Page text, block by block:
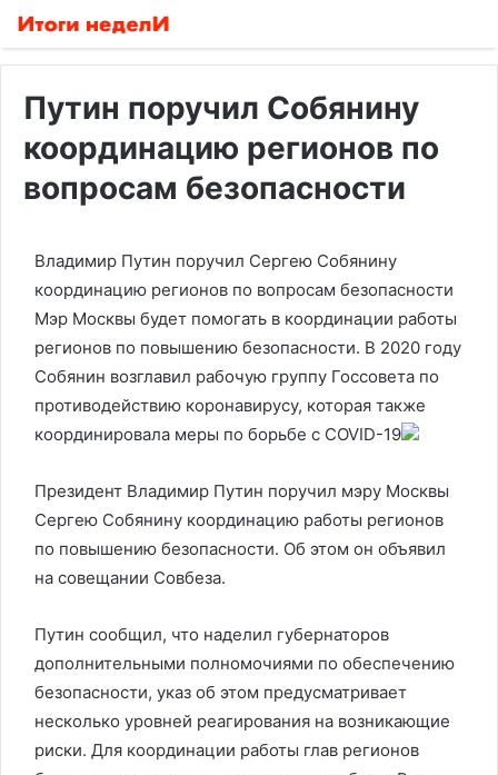
Путин поручил Собянину
координацию регионов по
вопросам безопасности
Владимир Путин поручил Сергею Собянину
координацию регионов по вопросам безопасности
Мэр Москвы будет помогать в координации работы
регионов по повышению безопасности. В 2020 году
Собянин возглавил рабочую группу Госсовета по
противодействию коронавирусу, которая также
координировала меры по борьбе с COVID-19
Президент Владимир Путин поручил мэру Москвы
Сергею Собянину координацию работы регионов
по повышению безопасности. Об этом он объявил
на совещании Совбеза.
Путин сообщил, что наделил губернаторов
дополнительными полномочиями по обеспечению
безопасности, указ об этом предусматривает
несколько уровней реагирования на возникающие
риски. Для координации работы глав регионов